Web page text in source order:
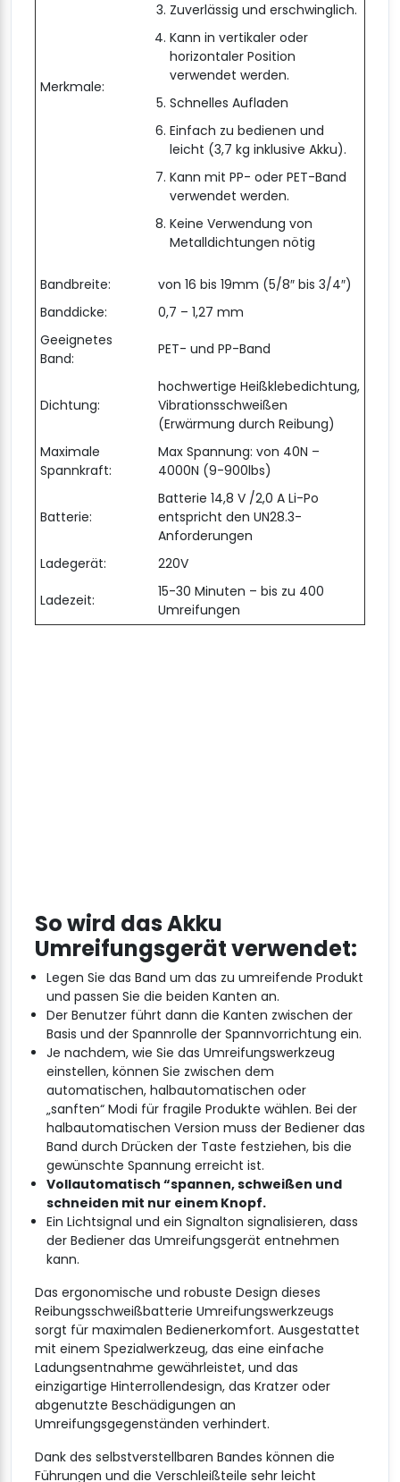
Merkmale:
Zuverlässig und erschwinglich.
Kann in vertikaler oder
horizontaler Position
verwendet werden.
Schnelles Aufladen
Einfach zu bedienen und
leicht (3,7 kg inklusive Akku).
Kann mit PP- oder PET-Band
verwendet werden.
Keine Verwendung von
Metalldichtungen nötig
Bandbreite:
von 16 bis 19mm (5/8″ bis 3/4″)
Banddicke:
0,7 – 1,27 mm
Geeignetes
Band:
PET- und PP-Band
Dichtung:
hochwertige Heißklebedichtung,
Vibrationsschweißen
(Erwärmung durch Reibung)
Maximale
Spannkraft:
Max Spannung: von 40N –
4000N (9-900lbs)
Batterie:
Batterie 14,8 V /2,0 A Li-Po
entspricht den UN28.3-
Anforderungen
Ladegerät:
220V
Ladezeit:
15-30 Minuten – bis zu 400
Umreifungen
So wird das Akku
Umreifungsgerät verwendet:
Legen Sie das Band um das zu umreifende Produkt
und passen Sie die beiden Kanten an.
Der Benutzer führt dann die Kanten zwischen der
Basis und der Spannrolle der Spannvorrichtung ein.
Je nachdem, wie Sie das Umreifungswerkzeug
einstellen, können Sie zwischen dem
automatischen, halbautomatischen oder
„sanften“ Modi für fragile Produkte wählen. Bei der
halbautomatischen Version muss der Bediener das
Band durch Drücken der Taste festziehen, bis die
gewünschte Spannung erreicht ist.
Vollautomatisch “spannen, schweißen und
schneiden mit nur einem Knopf.
Ein Lichtsignal und ein Signalton signalisieren, dass
der Bediener das Umreifungsgerät entnehmen
kann.
Das ergonomische und robuste Design dieses
Reibungsschweißbatterie Umreifungswerkzeugs
sorgt für maximalen Bedienerkomfort. Ausgestattet
mit einem Spezialwerkzeug, das eine einfache
Ladungsentnahme gewährleistet, und das
einzigartige Hinterrollendesign, das Kratzer oder
abgenutzte Beschädigungen an
Umreifungsgegenständen verhindert.
Dank des selbstverstellbaren Bandes können die
Führungen und die Verschleißteile sehr leicht